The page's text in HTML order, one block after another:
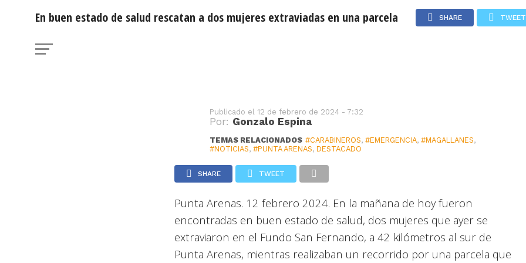
Sábado 8 de Agosto de 2026 USD: $913,86 UF:
En buen estado de salud rescatan a dos mujeres extraviadas en una parcela SHARE TWEET
extraviadas en una parcela
Publicado el 12 de febrero de 2024 - 7:32
Por: Gonzalo Espina
TEMAS RELACIONADOS #CARABINEROS,#EMERGENCIA,#MAGALLANES,
#NOTICIAS,#PUNTA ARENAS,DESTACADO
SHARE TWEET
Punta Arenas. 12 febrero 2024. En la mañana de hoy fueron
encontradas en buen estado de salud, dos mujeres que ayer se
extraviaron en el Fundo San Fernando, a 42 kilómetros al sur de
Punta Arenas, mientras realizaban un recorrido por una parcela que